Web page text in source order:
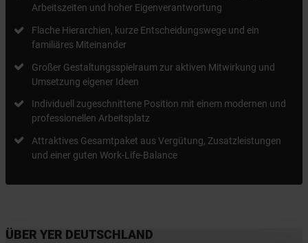
Arbeitszeiten und hoher Eigenverantwortung
Flache Hierarchien, kurze Entscheidungswege und ein
familiäres Miteinander
Großer Gestaltungsspielraum zur aktiven Mitwirkung und
Umsetzung eigener Ideen
Individuell zugeschnittene Position mit einem modernen und
professionellen Arbeitsplatz
Attraktives Gesamtpaket aus Vergütung, Zusatzleistungen
und einer guten Work-Life-Balance
ÜBER YER DEUTSCHLAND